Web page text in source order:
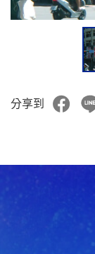
分享到